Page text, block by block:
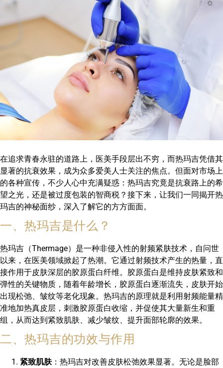
在追求青春永驻的道路上，医美手段层出不穷，而热玛吉凭借其
显著的抗衰效果，成为众多爱美人士关注的焦点。但面对市场上
的各种宣传，不少人心中充满疑惑：热玛吉究竟是抗衰路上的希
望之光，还是被过度包装的智商税？接下来，让我们一同揭开热
玛吉的神秘面纱，深入了解它的方方面面。
一、热玛吉是什么？
热玛吉（Thermage）是一种非侵入性的射频紧肤技术，自问世
以来，在医美领域掀起了热潮。它通过射频技术产生的热量，直
接作用于皮肤深层的胶原蛋白纤维。胶原蛋白是维持皮肤紧致和
弹性的关键物质，随着年龄增长，胶原蛋白逐渐流失，皮肤开始
出现松弛、皱纹等老化现象。热玛吉的原理就是利用射频能量精
准地加热真皮层，刺激胶原蛋白收缩，并促使其大量新生和重
组，从而达到紧致肌肤、减少皱纹、提升面部轮廓的效果。
二、热玛吉的功效与作用
紧致肌肤：热玛吉对改善皮肤松弛效果显著。无论是脸部